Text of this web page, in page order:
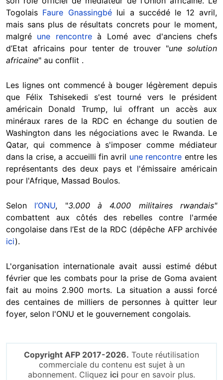
Togolais Faure Gnassingbélui a succédé le 12 avril,
mais sans plus de résultats concrets pour le moment,
malgré une rencontreà Lomé avec d'anciens chefs
d’Etat africains pour tenter de trouver "une solution
africaine" au conflit .
Les lignes ont commencé à bouger légèrement depuis
que Félix Tshisekedi s'est tourné vers le président
américain Donald Trump, lui offrant un accès aux
minéraux rares de la RDC en échange du soutien de
Washington dans les négociations avec le Rwanda. Le
Qatar, qui commence à s'imposer comme médiateur
dans la crise, a accueilli fin avril une rencontre entre les
représentants des deux pays et l'émissaire américain
pour l'Afrique, Massad Boulos.
Selon l’ONU, "3.000 à 4.000 militaires rwandais"
combattent aux côtés des rebelles contre l'armée
congolaise dans l’Est de la RDC (dépêche AFP archivée
ici).
L'organisation internationale avait aussi estimé début
février que les combats pour la prise de Goma avaient
fait au moins 2.900 morts. La situation a aussi forcé
des centaines de milliers de personnes à quitter leur
foyer, selon l'ONU et le gouvernement congolais.
Copyright AFP 2017-2026. Toute réutilisation
commerciale du contenu est sujet à un
abonnement. Cliquez ici pour en savoir plus.